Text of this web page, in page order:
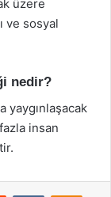
üzere
ve sosyal
nedir?
yaygınlaşacak
insan
Reddit VKontakte